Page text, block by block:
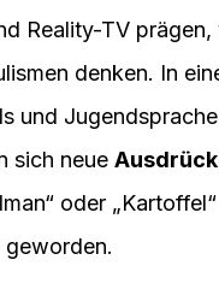
Reality-TV
denken. In
und
sich neue
oder
geworden.